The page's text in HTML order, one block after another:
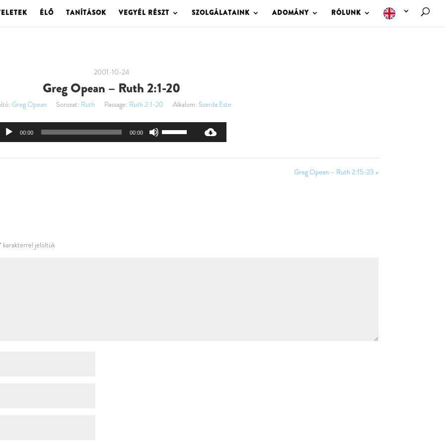
ÉLŐ TANÍTÁSOK VEGYÉL RÉSZT SZOLGÁLATAINK ADOMÁNY RÓLUNK
2001-10-24
Greg Opean – Ruth 2:1-20
Greg Opean Sorozat: Ruth Passage: Ruth 2:1-20 Alkalom: Szerda Este
Audió
00:00 00:00
Greg Opean – Ruth 2:15-23 »
* karakterrel jelöltük